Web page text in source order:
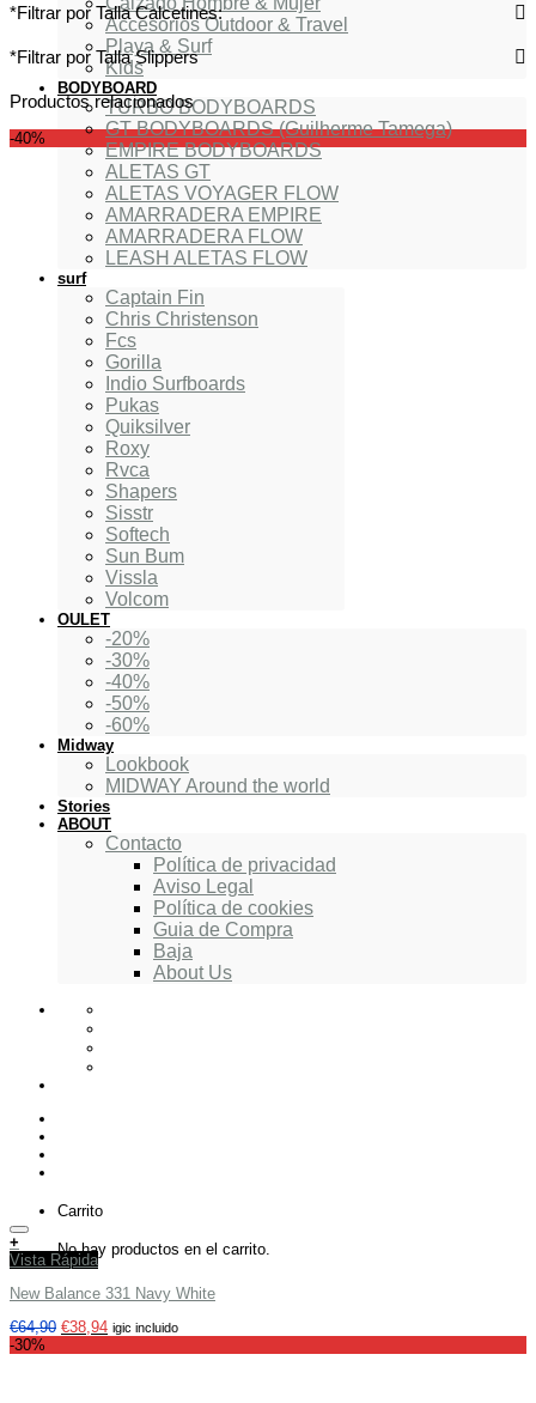
Accesorios Outdoor & Travel
Playa & Surf
Kids
BODYBOARD
TURBO BODYBOARDS
GT BODYBOARDS (Guilherme Tamega)
EMPIRE BODYBOARDS
ALETAS GT
ALETAS VOYAGER FLOW
AMARRADERA EMPIRE
AMARRADERA FLOW
LEASH ALETAS FLOW
surf
Captain Fin
Chris Christenson
Fcs
Gorilla
Indio Surfboards
Pukas
Quiksilver
Roxy
Rvca
Shapers
Sisstr
Softech
Sun Bum
Vissla
Volcom
OULET
-20%
-30%
-40%
-50%
-60%
Midway
Lookbook
MIDWAY Around the world
Stories
ABOUT
Contacto
Política de privacidad
Aviso Legal
Política de cookies
Guia de Compra
Baja
About Us
Carrito
No hay productos en el carrito.
*Filtrar por Talla Calcetines:
*Filtrar por Talla Slippers
Productos relacionados
-40%
+
Vista Rápida
New Balance 331 Navy White
€64,90 €38,94 igic incluido
-30%